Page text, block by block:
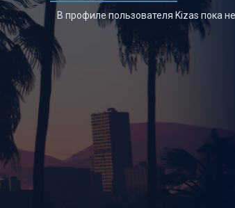
В профиле пользователя Kizas пока